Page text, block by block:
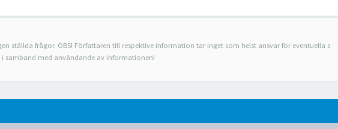
ställda frågor. OBS! Författaren till respektive information tar inget som helst ansvar för eventuella s
samband med användande av informationen!